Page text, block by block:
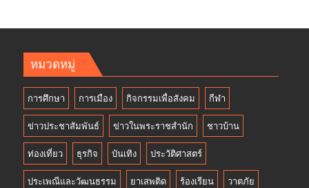
หมวดหมู่
การศึกษา การเมือง กิจกรรมเพื่อสังคม กีฬา
ข่าวประชาสัมพันธ์ ข่าวในพระราชสำนัก ชาวบ้าน
ท่องเที่ยว ธุรกิจ บันเทิง ประวัติศาสตร์
ประเพณีและวัฒนธรรม ยาเสพติด ร้องเรียน วาตภัย